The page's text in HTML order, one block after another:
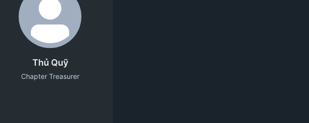
Thủ Quỹ
Chapter Treasurer